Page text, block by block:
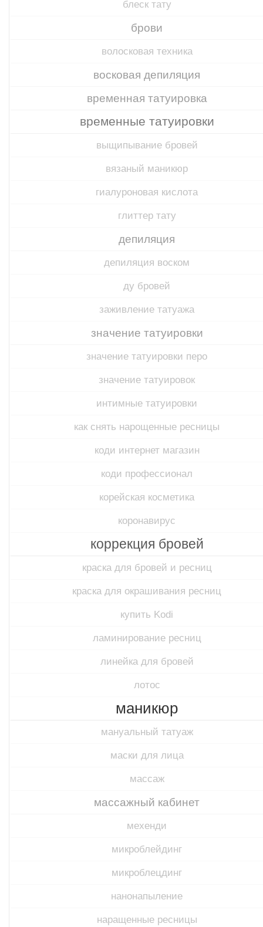
блеск тату
брови
волосковая техника
восковая депиляция
временная татуировка
временные татуировки
выщипывание бровей
вязаный маникюр
гиалуроновая кислота
глиттер тату
депиляция
депиляция воском
ду бровей
заживление татуажа
значение татуировки
значение татуировки перо
значение татуировок
интимные татуировки
как снять нарощенные ресницы
коди интернет магазин
коди профессионал
корейская косметика
коронавирус
коррекция бровей
краска для бровей и ресниц
краска для окрашивания ресниц
купить Kodi
ламинирование ресниц
линейка для бровей
лотос
маникюр
мануальный татуаж
маски для лица
массаж
массажный кабинет
мехенди
микроблейдинг
микроблецдинг
нанонапыление
наращенные ресницы